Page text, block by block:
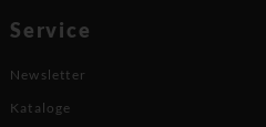
Service
Newsletter
Kataloge